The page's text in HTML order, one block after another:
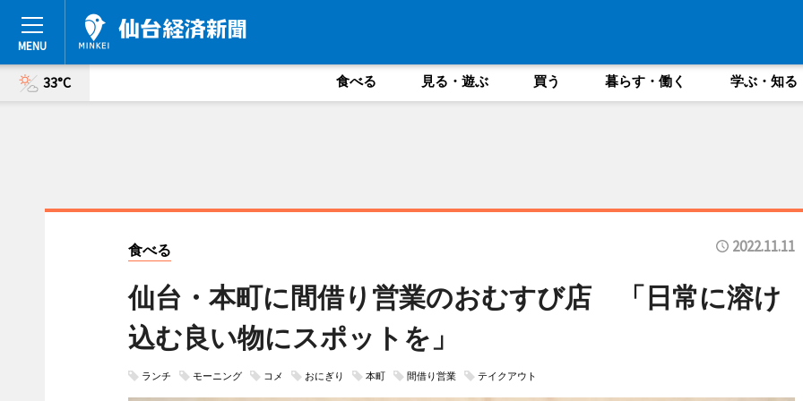
33°C 食べる 見る・遊ぶ 買う 暮らす・働く 学ぶ・知る
食べる 2022.11.11
仙台・本町に間借り営業のおむすび店 「日常に溶け
込む良い物にスポットを」
ランチ モーニング コメ おにぎり 本町 間借り営業 テイクアウト